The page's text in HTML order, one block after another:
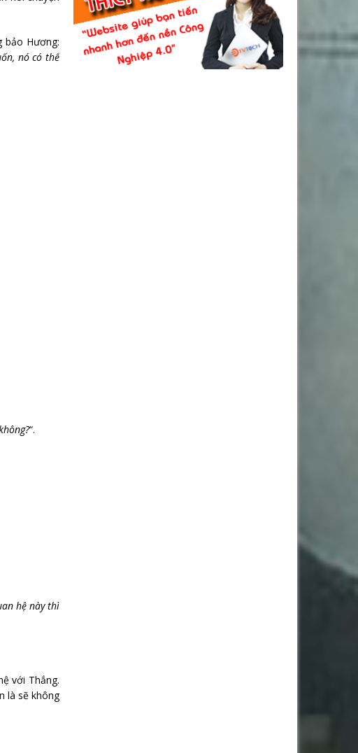
Hương:
nó có thể
“.
hệ này thì
với Thắng.
là sẽ không